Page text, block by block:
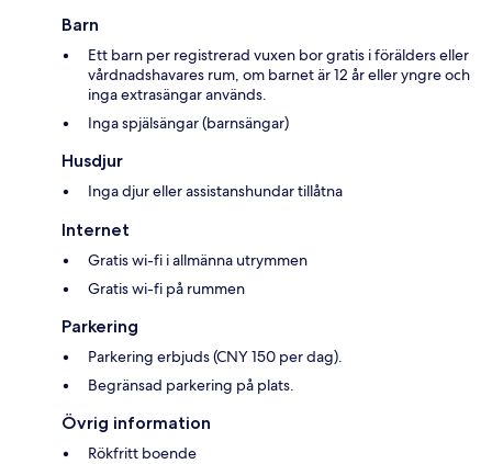
Barn
Ett barn per registrerad vuxen bor gratis i förälders eller
vårdnadshavares rum, om barnet är 12 år eller yngre och
inga extrasängar används.
Inga spjälsängar (barnsängar)
Husdjur
Inga djur eller assistanshundar tillåtna
Internet
Gratis wi-fi i allmänna utrymmen
Gratis wi-fi på rummen
Parkering
Parkering erbjuds (CNY 150 per dag).
Begränsad parkering på plats.
Övrig information
Rökfritt boende